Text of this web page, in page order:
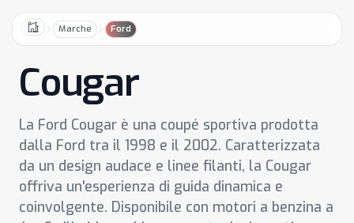
HomeMarche Ford
Cougar
La Ford Cougar è una coupé sportiva prodotta
dalla Ford tra il 1998 e il 2002. Caratterizzata
da un design audace e linee filanti, la Cougar
offriva un'esperienza di guida dinamica e
coinvolgente. Disponibile con motori a benzina a